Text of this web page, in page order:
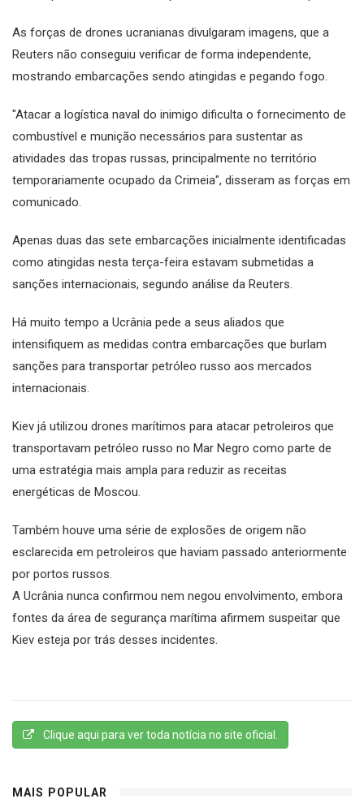
As forças de drones ucranianas divulgaram imagens, que a
Reuters não conseguiu verificar de forma independente,
mostrando embarcações sendo atingidas e pegando fogo.
"Atacar a logística naval do inimigo dificulta o fornecimento de
combustível e munição necessários para sustentar as
atividades das tropas russas, principalmente no território
temporariamente ocupado da Crimeia", disseram as forças em
comunicado.
Apenas duas das sete embarcações inicialmente identificadas
como atingidas nesta terça-feira estavam submetidas a
sanções internacionais, segundo análise da Reuters.
Há muito tempo a Ucrânia pede a seus aliados que
intensifiquem as medidas contra embarcações que burlam
sanções para transportar petróleo russo aos mercados
internacionais.
Kiev já utilizou drones marítimos para atacar petroleiros que
transportavam petróleo russo no Mar Negro como parte de
uma estratégia mais ampla para reduzir as receitas
energéticas de Moscou.
Também houve uma série de explosões de origem não
esclarecida em petroleiros que haviam passado anteriormente
por portos russos.
A Ucrânia nunca confirmou nem negou envolvimento, embora
fontes da área de segurança marítima afirmem suspeitar que
Kiev esteja por trás desses incidentes.
Clique aqui para ver toda notícia no site oficial.
MAIS POPULAR